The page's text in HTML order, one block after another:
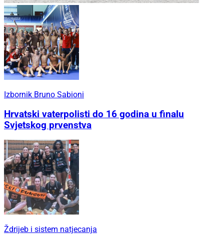
Izbornik Bruno Sabioni
Hrvatski vaterpolisti do 16 godina u finalu
Svjetskog prvenstva
Ždrijeb i sistem natjecanja